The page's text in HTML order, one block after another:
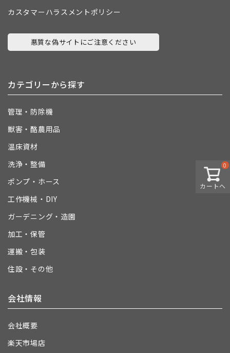
カートへ
0
カスタマーハラスメントポリシー
悪質な偽サイトにご注意ください
カテゴリーから探す
管理・防除機
獣害・酪農用品
温床資材
洗浄・整備
ポンプ・ホース
工作機械・DIY
ガーデニング・造園
加工・保管
運搬・包装
住設・その他
会社情報
会社概要
楽天市場店